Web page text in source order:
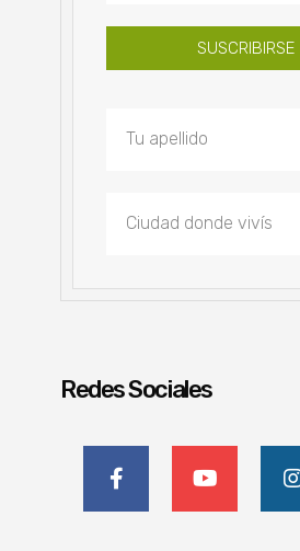
SUSCRIBIRSE
Redes Sociales